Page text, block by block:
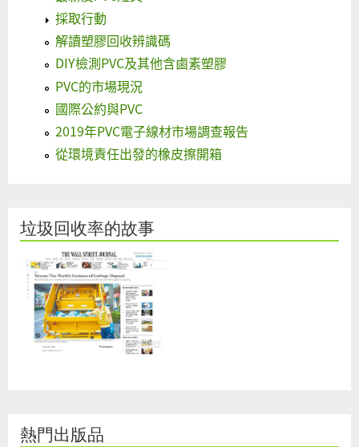
採取行動
解讀塑膠回收辨識碼
DIY檢測PVC及其他含鹵素塑膠
PVC的市場現況
國際公約與PVC
2019年PVC電子線材市場調查報告
從環境責任出發的橡皮擦開箱
垃圾回收率的故事
熱門出版品